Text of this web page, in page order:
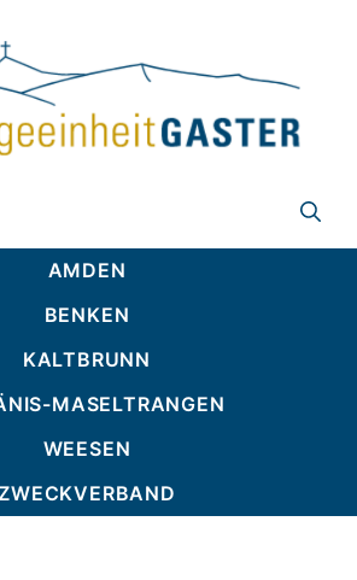
AMDEN
BENKEN
KALTBRUNN
MASELTRANGEN
WEESEN